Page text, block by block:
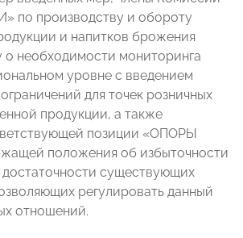
по производству и обороту
и напитков брожения
необходимости мониторинга
уровне с введением
для точек розничных
продукции, а также
позиции «ОПОРЫ
положения об избыточности
существующих
регулировать данный
отношений.